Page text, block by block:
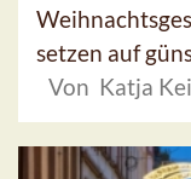
setzen auf
Von Katja